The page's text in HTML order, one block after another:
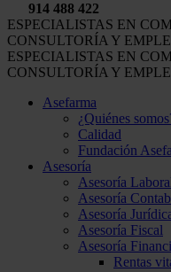
914 488 422
ESPECIALISTAS EN
CONSULTORÍA Y
ESPECIALISTAS EN
CONSULTORÍA Y
Asefarma
¿Quiénes
Calidad
Fundación
Asesoría
Asesoría
Asesoría
Asesoría
Asesoría Fiscal
Asesoría
Rentas